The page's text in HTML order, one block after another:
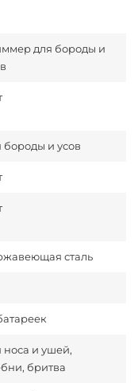
для бороды и
бороды и усов
сталь
носа и ушей,
бритва